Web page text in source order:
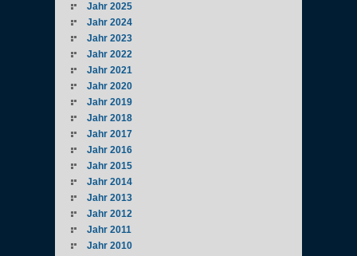
Jahr 2025
Jahr 2024
Jahr 2023
Jahr 2022
Jahr 2021
Jahr 2020
Jahr 2019
Jahr 2018
Jahr 2017
Jahr 2016
Jahr 2015
Jahr 2014
Jahr 2013
Jahr 2012
Jahr 2011
Jahr 2010